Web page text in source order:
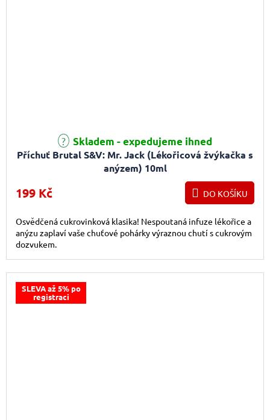
Příchuť Brutal S&V: Mr. Jack (Lékořicová žvýkačka s
anýzem) 10ml
Skladem - expedujeme ihned
199 Kč DO KOŠÍKU
Osvědčená cukrovinková klasika! Nespoutaná infuze lékořice a
anýzu zaplaví vaše chuťové pohárky výraznou chutí s cukrovým
dozvukem.
SLEVA až 5% po
registraci